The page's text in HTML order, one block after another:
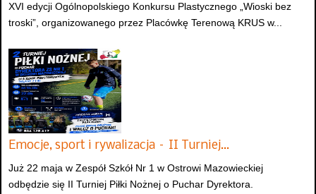
XVI edycji Ogólnopolskiego Konkursu Plastycznego „Wioski bez
troski”, organizowanego przez Placówkę Terenową KRUS w...
Emocje, sport i rywalizacja – II Turniej…
Już 22 maja w Zespół Szkół Nr 1 w Ostrowi Mazowieckiej
odbędzie się II Turniej Piłki Nożnej o Puchar Dyrektora.